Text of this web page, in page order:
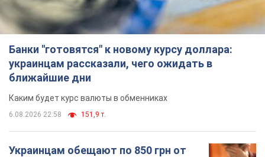
Банки "готовятся" к новому курсу доллара:
украинцам рассказали, чего ожидать в
ближайшие дни
Каким будет курс валюты в обменниках
6.08.2026 22:58 151,9 т.
Украинцам обещают по 850 грн от